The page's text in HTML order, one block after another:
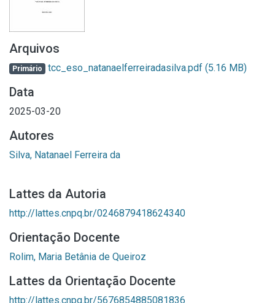
Arquivos
Primário tcc_eso_natanaelferreiradasilva.pdf (5.16 MB)
Data
2025-03-20
Autores
Silva, Natanael Ferreira da
Lattes da Autoria
http://lattes.cnpq.br/0246879418624340
Orientação Docente
Rolim, Maria Betânia de Queiroz
Lattes da Orientação Docente
http://lattes.cnpq.br/5676854885081836